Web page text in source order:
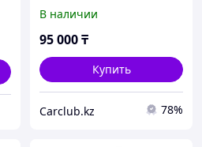
новый
В наличии
95 000₸
Купить
Carclub.kz 78%